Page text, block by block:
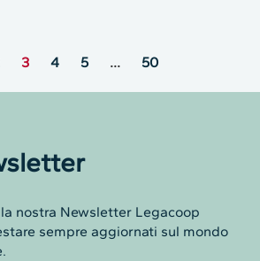
3 4 5 … 50
nostra Newsletter Legacoop
sempre aggiornati sul mondo